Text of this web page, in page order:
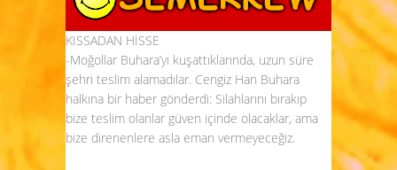
KISSADAN HİSSE
-Moğollar Buhara’yı kuşattıklarında, uzun süre
şehri teslim alamadılar. Cengiz Han Buhara
halkına bir haber gönderdi: Silahlarını bırakıp
bize teslim olanlar güven içinde olacaklar, ama
bize direnenlere asla eman vermeyeceğiz.